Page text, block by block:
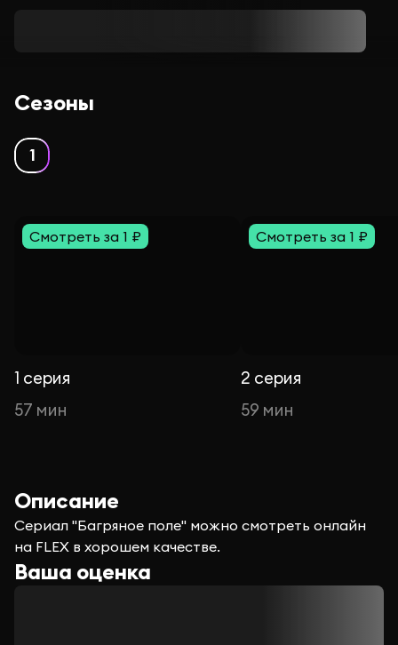
Сезоны
1
Смотреть за 1 ₽
1 серия
57 мин
Смотреть за 1 ₽
2 серия
59 мин
Описание
Сериал "Багряное поле" можно смотреть онлайн
на FLEX в хорошем качестве.
Ваша оценка